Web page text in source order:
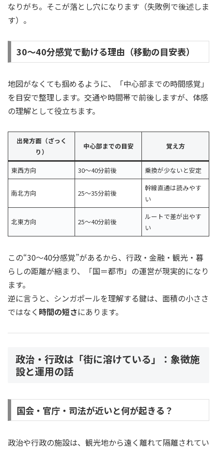
なりがち。そこが落とし穴になります（失敗例で後述しま
す）。
30〜40分感覚で動ける理由（移動の目安表）
地図がなくても掴めるように、「中心部までの時間感覚」
を目安で整理します。交通や時間帯で前後しますが、体感
の理解として役立ちます。
出発方面（ざっく
り）
中心部までの目安 覚え方
東西方向 30〜40分前後 乗換が少ないと安定
南北方向 25〜35分前後
幹線直通は読みやす
い
北東方向 25〜40分前後
ルートで差が出やす
い
この“30〜40分感覚”があるから、行政・金融・観光・暮
らしの距離が縮まり、「国＝都市」の運営が現実的になり
ます。
逆に言うと、シンガポールを理解する鍵は、面積の小ささ
ではなく 時間の短さにあります。
政治・行政は「街に溶けている」：象徴施
設と運用の話
国会・官庁・司法が近いと何が起きる？
政治や行政の施設は、観光地から遠く離れて隔離されてい